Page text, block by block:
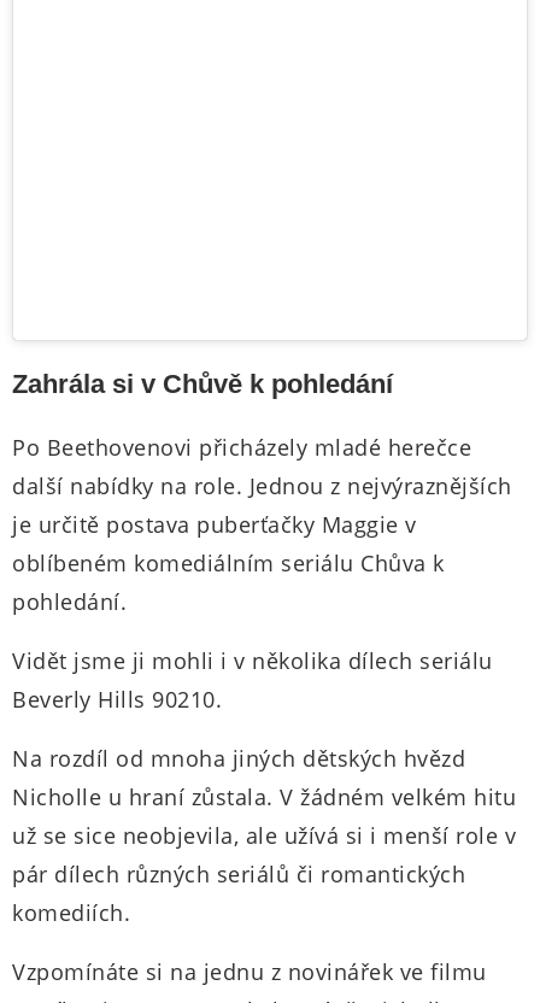
Zahrála si v Chůvě k pohledání
Po Beethovenovi přicházely mladé herečce
další nabídky na role. Jednou z nejvýraznějších
je určitě postava puberťačky Maggie v
oblíbeném komediálním seriálu Chůva k
pohledání.
Vidět jsme ji mohli i v několika dílech seriálu
Beverly Hills 90210.
Na rozdíl od mnoha jiných dětských hvězd
Nicholle u hraní zůstala. V žádném velkém hitu
už se sice neobjevila, ale užívá si i menší role v
pár dílech různých seriálů či romantických
komediích.
Vzpomínáte si na jednu z novinářek ve filmu